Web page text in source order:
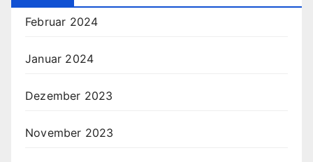
Februar 2024
Januar 2024
Dezember 2023
November 2023